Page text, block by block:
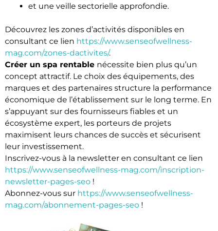
et une veille sectorielle approfondie.
Découvrez les zones d’activités disponibles en
consultant ce lien https://www.senseofwellness-
mag.com/zones-dactivites/.
Créer un spa rentable nécessite bien plus qu’un
concept attractif. Le choix des équipements, des
marques et des partenaires structure la performance
économique de l’établissement sur le long terme. En
s’appuyant sur des fournisseurs fiables et un
écosystème expert, les porteurs de projets
maximisent leurs chances de succès et sécurisent
leur investissement.
Inscrivez-vous à la newsletter en consultant ce lien
https://www.senseofwellness-mag.com/inscription-
newsletter-pages-seo !
Abonnez-vous sur https://www.senseofwellness-
mag.com/abonnement-pages-seo !